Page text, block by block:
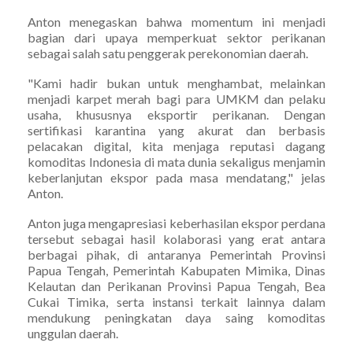
Anton menegaskan bahwa momentum ini menjadi
bagian dari upaya memperkuat sektor perikanan
sebagai salah satu penggerak perekonomian daerah.
"Kami hadir bukan untuk menghambat, melainkan
menjadi karpet merah bagi para UMKM dan pelaku
usaha, khususnya eksportir perikanan. Dengan
sertifikasi karantina yang akurat dan berbasis
pelacakan digital, kita menjaga reputasi dagang
komoditas Indonesia di mata dunia sekaligus menjamin
keberlanjutan ekspor pada masa mendatang," jelas
Anton.
Anton juga mengapresiasi keberhasilan ekspor perdana
tersebut sebagai hasil kolaborasi yang erat antara
berbagai pihak, di antaranya Pemerintah Provinsi
Papua Tengah, Pemerintah Kabupaten Mimika, Dinas
Kelautan dan Perikanan Provinsi Papua Tengah, Bea
Cukai Timika, serta instansi terkait lainnya dalam
mendukung peningkatan daya saing komoditas
unggulan daerah.